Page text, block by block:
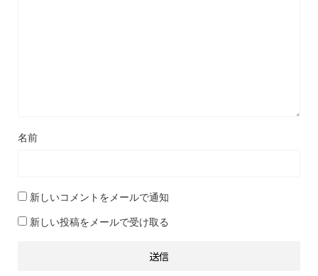
名前
新しいコメントをメールで通知
新しい投稿をメールで受け取る